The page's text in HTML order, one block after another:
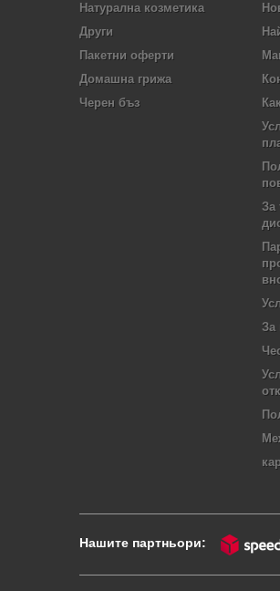
Натурална козметика
Други
Пакетни оферти
Домашна грижа
Черен бъз
За
За
Нашите партньори: